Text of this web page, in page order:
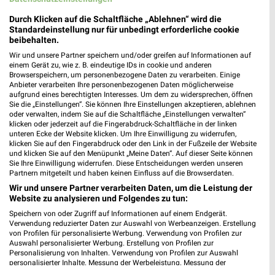
Adresse, Öffnungszeiten und Route für die
BayWa Haustechnik GmbH Balingen Filiale
in Balingen
Egal ob Adresse, Öffnungszeiten oder Route, hier findest Du
alles zur BayWa Haustechnik GmbH Balingen Filiale in
Balingen. Die aktuellsten Angebote kannst Du Dir in den
neuesten Prospekten anschauen. Wenn Du ein schönes
Durch Klicken auf die Schaltfläche „Ablehnen“ wird die
Standardeinstellung nur für unbedingt erforderliche cookie
beibehalten.
Wir und unsere Partner speichern und/oder greifen auf Informationen auf
einem Gerät zu, wie z. B. eindeutige IDs in cookie und anderen
Browserspeichern, um personenbezogene Daten zu verarbeiten. Einige
Anbieter verarbeiten Ihre personenbezogenen Daten möglicherweise
aufgrund eines berechtigten Interesses. Um dem zu widersprechen, öffnen
Sie die „Einstellungen“. Sie können Ihre Einstellungen akzeptieren, ablehnen
oder verwalten, indem Sie auf die Schaltfläche „Einstellungen verwalten“
klicken oder jederzeit auf die Fingerabdruck-Schaltfläche in der linken
unteren Ecke der Website klicken. Um Ihre Einwilligung zu widerrufen,
klicken Sie auf den Fingerabdruck oder den Link in der Fußzeile der Website
und klicken Sie auf den Menüpunkt „Meine Daten“. Auf dieser Seite können
Sie Ihre Einwilligung widerrufen. Diese Entscheidungen werden unseren
Partnern mitgeteilt und haben keinen Einfluss auf die Browserdaten.
Wir und unsere Partner verarbeiten Daten, um die Leistung der
Website zu analysieren und Folgendes zu tun:
Speichern von oder Zugriff auf Informationen auf einem Endgerät.
Verwendung reduzierter Daten zur Auswahl von Werbeanzeigen. Erstellung
von Profilen für personalisierte Werbung. Verwendung von Profilen zur
Auswahl personalisierter Werbung. Erstellung von Profilen zur
Personalisierung von Inhalten. Verwendung von Profilen zur Auswahl
personalisierter Inhalte. Messung der Werbeleistung. Messung der